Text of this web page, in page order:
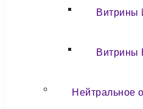
Витрины
Витрины
Нейтральное